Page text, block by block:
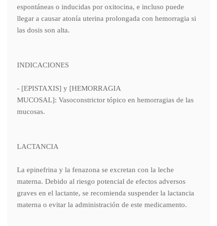
espontáneas o inducidas por oxitocina, e incluso puede
llegar a causar atonía uterina prolongada con hemorragia si
las dosis son alta.
INDICACIONES
- [EPISTAXIS] y [HEMORRAGIA
MUCOSAL]: Vasoconstrictor tópico en hemorragias de las
mucosas.
LACTANCIA
La epinefrina y la fenazona se excretan con la leche
materna. Debido al riesgo potencial de efectos adversos
graves en el lactante, se recomienda suspender la lactancia
materna o evitar la administración de este medicamento.